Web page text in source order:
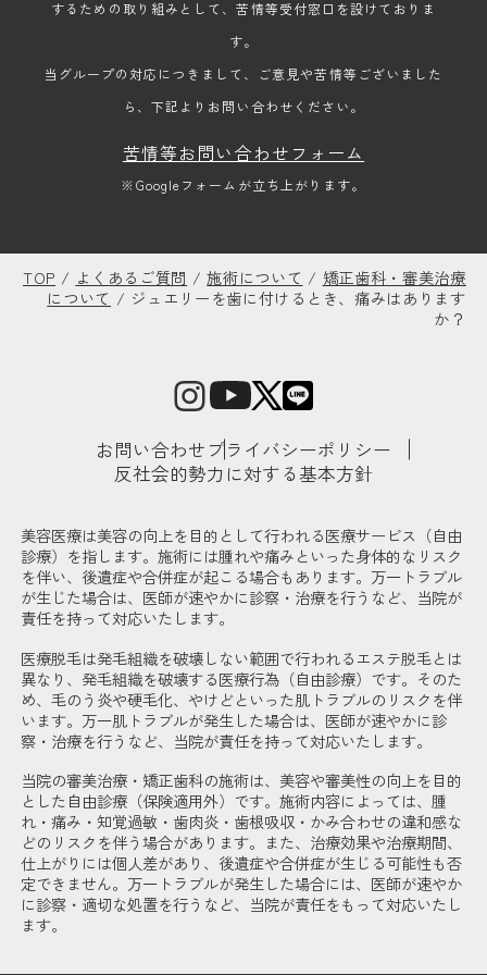
するための取り組みとして、苦情等受付窓口を設けておりま
す。
当グループの対応につきまして、ご意見や苦情等ございました
ら、下記よりお問い合わせください。
苦情等お問い合わせフォーム
※Googleフォームが立ち上がります。
TOP / よくあるご質問 /施術について / 矯正歯科・審美治療
について / ジュエリーを歯に付けるとき、痛みはあります
か？
お問い合わせ プライバシーポリシー
反社会的勢力に対する基本方針
美容医療は美容の向上を目的として行われる医療サービス（自由
診療）を指します。施術には腫れや痛みといった身体的なリスク
を伴い、後遺症や合併症が起こる場合もあります。万一トラブル
が生じた場合は、医師が速やかに診察・治療を行うなど、当院が
責任を持って対応いたします。
医療脱毛は発毛組織を破壊しない範囲で行われるエステ脱毛とは
異なり、発毛組織を破壊する医療行為（自由診療）です。そのた
め、毛のう炎や硬毛化、やけどといった肌トラブルのリスクを伴
います。万一肌トラブルが発生した場合は、医師が速やかに診
察・治療を行うなど、当院が責任を持って対応いたします。
当院の審美治療・矯正歯科の施術は、美容や審美性の向上を目的
とした自由診療（保険適用外）です。施術内容によっては、腫
れ・痛み・知覚過敏・歯肉炎・歯根吸収・かみ合わせの違和感な
どのリスクを伴う場合があります。また、治療効果や治療期間、
仕上がりには個人差があり、後遺症や合併症が生じる可能性も否
定できません。万一トラブルが発生した場合には、医師が速やか
に診察・適切な処置を行うなど、当院が責任をもって対応いたし
ます。